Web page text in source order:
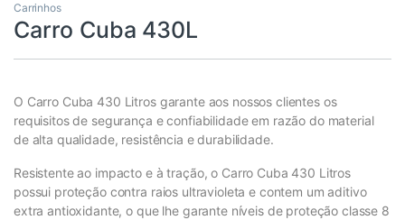
Carrinhos
Carro Cuba 430L
O Carro Cuba 430 Litros garante aos nossos clientes os
requisitos de segurança e confiabilidade em razão do material
de alta qualidade, resistência e durabilidade.
Resistente ao impacto e à tração, o Carro Cuba 430 Litros
possui proteção contra raios ultravioleta e contem um aditivo
extra antioxidante, o que lhe garante níveis de proteção classe 8